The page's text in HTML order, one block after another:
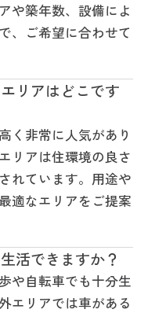
や築年数、設備によ
、ご希望に合わせて
リアはどこです
く非常に人気があり
リアは住環境の良さ
れています。用途や
適なエリアをご提案
活できますか？
や自転車でも十分生
エリアでは車がある